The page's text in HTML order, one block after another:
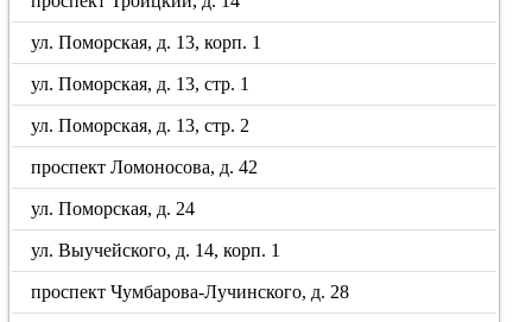
ул. Поморская, д. 13, корп. 1
ул. Поморская, д. 13, стр. 1
ул. Поморская, д. 13, стр. 2
проспект Ломоносова, д. 42
ул. Поморская, д. 24
ул. Выучейского, д. 14, корп. 1
проспект Чумбарова-Лучинского, д. 28